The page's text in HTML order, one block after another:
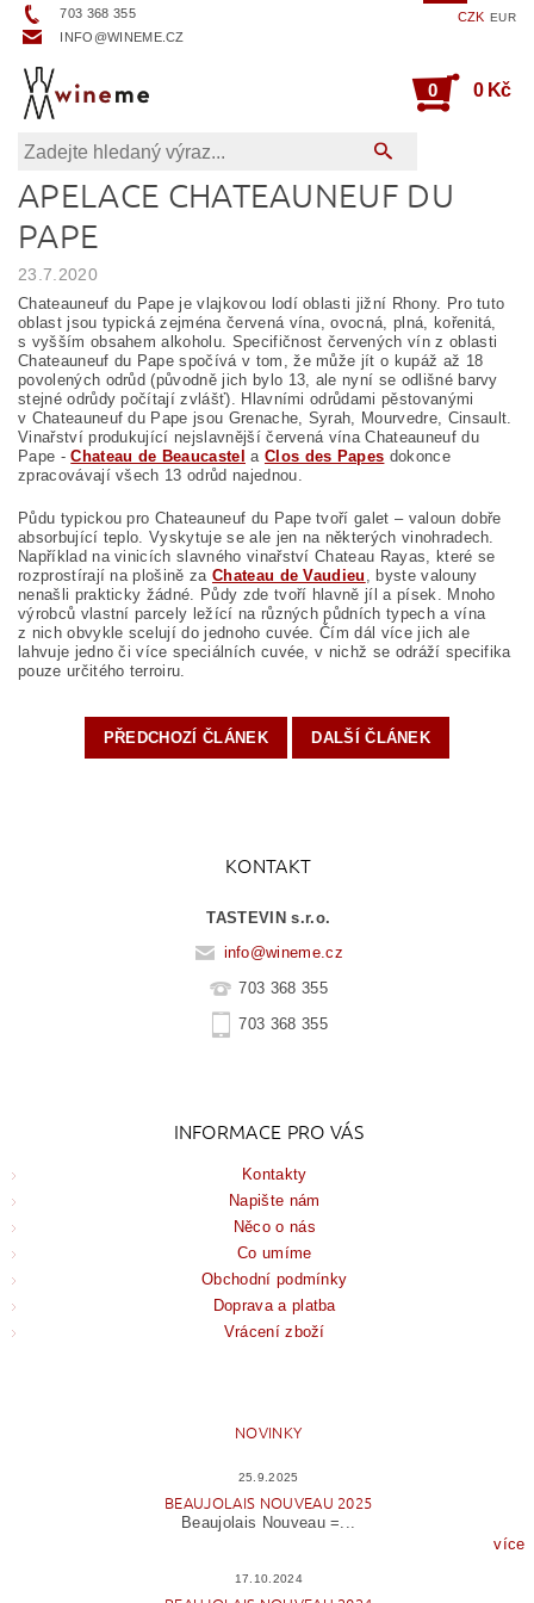
703 368 355
INFO@WINEME.CZ
CZK EUR
0 0 Kč
APELACE CHATEAUNEUF DU
PAPE
23.7.2020
Chateauneuf du Pape je vlajkovou lodí oblasti jižní Rhony. Pro tuto
oblast jsou typická zejména červená vína, ovocná, plná, kořenitá,
s vyšším obsahem alkoholu. Specifičnost červených vín z oblasti
Chateauneuf du Pape spočívá v tom, že může jít o kupáž až 18
povolených odrůd (původně jich bylo 13, ale nyní se odlišné barvy
stejné odrůdy počítají zvlášť). Hlavními odrůdami pěstovanými
v Chateauneuf du Pape jsou Grenache, Syrah, Mourvedre, Cinsault.
Vinařství produkující nejslavnější červená vína Chateauneuf du
Pape -Chateau de Beaucastel a Clos des Papes dokonce
zpracovávají všech 13 odrůd najednou.
Půdu typickou pro Chateauneuf du Pape tvoří galet – valoun dobře
absorbující teplo. Vyskytuje se ale jen na některých vinohradech.
Například na vinicích slavného vinařství Chateau Rayas, které se
rozprostírají na plošině za Chateau de Vaudieu , byste valouny
nenašli prakticky žádné. Půdy zde tvoří hlavně jíl a písek. Mnoho
výrobců vlastní parcely ležící na různých půdních typech a vína
z nich obvykle scelují do jednoho cuvée. Čím dál více jich ale
lahvuje jedno či více speciálních cuvée, v nichž se odráží specifika
pouze určitého terroiru.
PŘEDCHOZÍ ČLÁNEK DALŠÍ ČLÁNEK
KONTAKT
TASTEVIN s.r.o.
info@wineme.cz
703 368 355
703 368 355
INFORMACE PRO VÁS
Kontakty
Napište nám
Něco o nás
Co umíme
Obchodní podmínky
Doprava a platba
Vrácení zboží
NOVINKY
25.9.2025
BEAUJOLAIS NOUVEAU 2025
Beaujolais Nouveau =...
více
17.10.2024